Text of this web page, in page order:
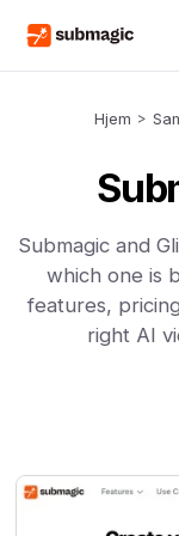
Hjem >
Submagic and
which one is
features,
right AI